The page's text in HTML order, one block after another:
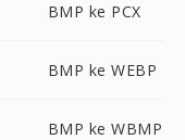
BMP ke PCX
BMP ke WEBP
BMP ke WBMP